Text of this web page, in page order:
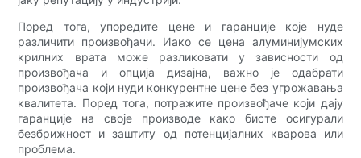
Поред тога, упоредите цене и гаранције које нуде
различити произвођачи. Иако се цена алуминијумских
крилних врата може разликовати у зависности од
произвођача и опција дизајна, важно је одабрати
произвођача који нуди конкурентне цене без угрожавања
квалитета. Поред тога, потражите произвођаче који дају
гаранције на своје производе како бисте осигурали
безбрижност и заштиту од потенцијалних кварова или
проблема.